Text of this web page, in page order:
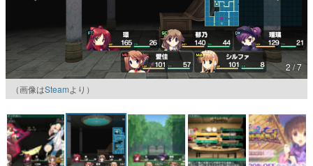
カテゴリ
特集記事
マンガ
女性向け
アプリレビュー
その他
2 / 7
（画像はSteamより）